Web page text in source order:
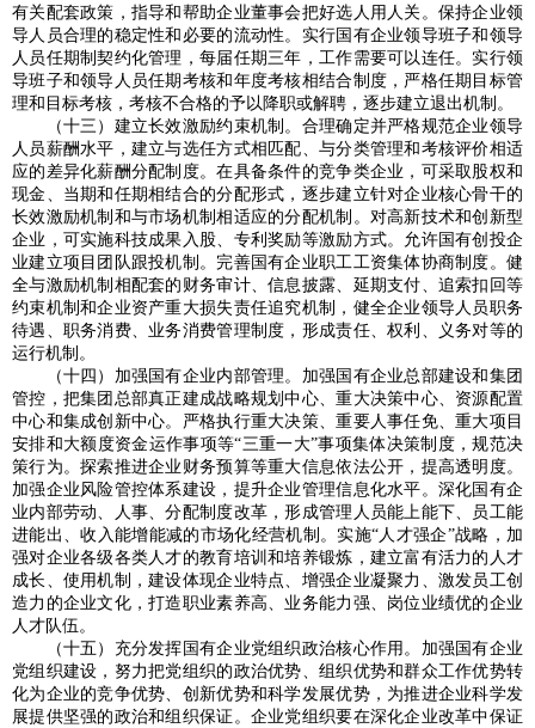
有关配套政策，指导和帮助企业董事会把好选人用人关。保持企业领
导人员合理的稳定性和必要的流动性。实行国有企业领导班子和领导
人员任期制契约化管理，每届任期三年，工作需要可以连任。实行领
导班子和领导人员任期考核和年度考核相结合制度，严格任期目标管
理和目标考核，考核不合格的予以降职或解聘，逐步建立退出机制。
（十三）建立长效激励约束机制。合理确定并严格规范企业领导
人员薪酬水平，建立与选任方式相匹配、与分类管理和考核评价相适
应的差异化薪酬分配制度。在具备条件的竞争类企业，可采取股权和
现金、当期和任期相结合的分配形式，逐步建立针对企业核心骨干的
长效激励机制和与市场机制相适应的分配机制。对高新技术和创新型
企业，可实施科技成果入股、专利奖励等激励方式。允许国有创投企
业建立项目团队跟投机制。完善国有企业职工工资集体协商制度。健
全与激励机制相配套的财务审计、信息披露、延期支付、追索扣回等
约束机制和企业资产重大损失责任追究机制，健全企业领导人员职务
待遇、职务消费、业务消费管理制度，形成责任、权利、义务对等的
运行机制。
（十四）加强国有企业内部管理。加强国有企业总部建设和集团
管控，把集团总部真正建成战略规划中心、重大决策中心、资源配置
中心和集成创新中心。严格执行重大决策、重要人事任免、重大项目
安排和大额度资金运作事项等“三重一大”事项集体决策制度，规范决
策行为。探索推进企业财务预算等重大信息依法公开，提高透明度。
加强企业风险管控体系建设，提升企业管理信息化水平。深化国有企
业内部劳动、人事、分配制度改革，形成管理人员能上能下、员工能
进能出、收入能增能减的市场化经营机制。实施“人才强企”战略，加
强对企业各级各类人才的教育培训和培养锻炼，建立富有活力的人才
成长、使用机制，建设体现企业特点、增强企业凝聚力、激发员工创
造力的企业文化，打造职业素养高、业务能力强、岗位业绩优的企业
人才队伍。
（十五）充分发挥国有企业党组织政治核心作用。加强国有企业
党组织建设，努力把党组织的政治优势、组织优势和群众工作优势转
化为企业的竞争优势、创新优势和科学发展优势，为推进企业科学发
展提供坚强的政治和组织保证。企业党组织要在深化企业改革中保证